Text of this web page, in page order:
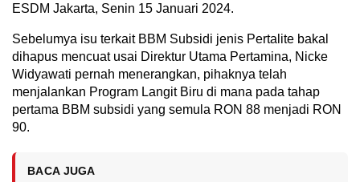
ESDM Jakarta, Senin 15 Januari 2024.
Sebelumya isu terkait BBM Subsidi jenis Pertalite bakal
dihapus mencuat usai Direktur Utama Pertamina, Nicke
Widyawati pernah menerangkan, pihaknya telah
menjalankan Program Langit Biru di mana pada tahap
pertama BBM subsidi yang semula RON 88 menjadi RON
90.
BACA JUGA